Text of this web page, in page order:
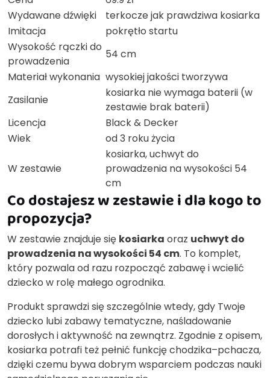
Wydawane dźwięki
terkocze jak prawdziwa kosiarka
Imitacja
pokrętło startu
Wysokość rączki do
prowadzenia
54 cm
Materiał wykonania wysokiej jakości tworzywa
Zasilanie
kosiarka nie wymaga baterii (w
zestawie brak baterii)
Licencja
Black & Decker
Wiek
od 3 roku życia
W zestawie
kosiarka, uchwyt do
prowadzenia na wysokości 54
cm
Co dostajesz w zestawie i dla kogo to
propozycja?
W zestawie znajduje się kosiarka oraz uchwyt do
prowadzenia na wysokości 54 cm. To komplet,
który pozwala od razu rozpocząć zabawę i wcielić
dziecko w rolę małego ogrodnika.
Produkt sprawdzi się szczególnie wtedy, gdy Twoje
dziecko lubi zabawy tematyczne, naśladowanie
dorosłych i aktywność na zewnątrz. Zgodnie z opisem,
kosiarka potrafi też pełnić funkcję chodzika–pchacza,
dzięki czemu bywa dobrym wsparciem podczas nauki